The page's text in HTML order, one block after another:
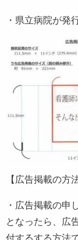
・県立病院が発
【広告掲載の方
・広告掲載の申
となったら、広
付するする方法